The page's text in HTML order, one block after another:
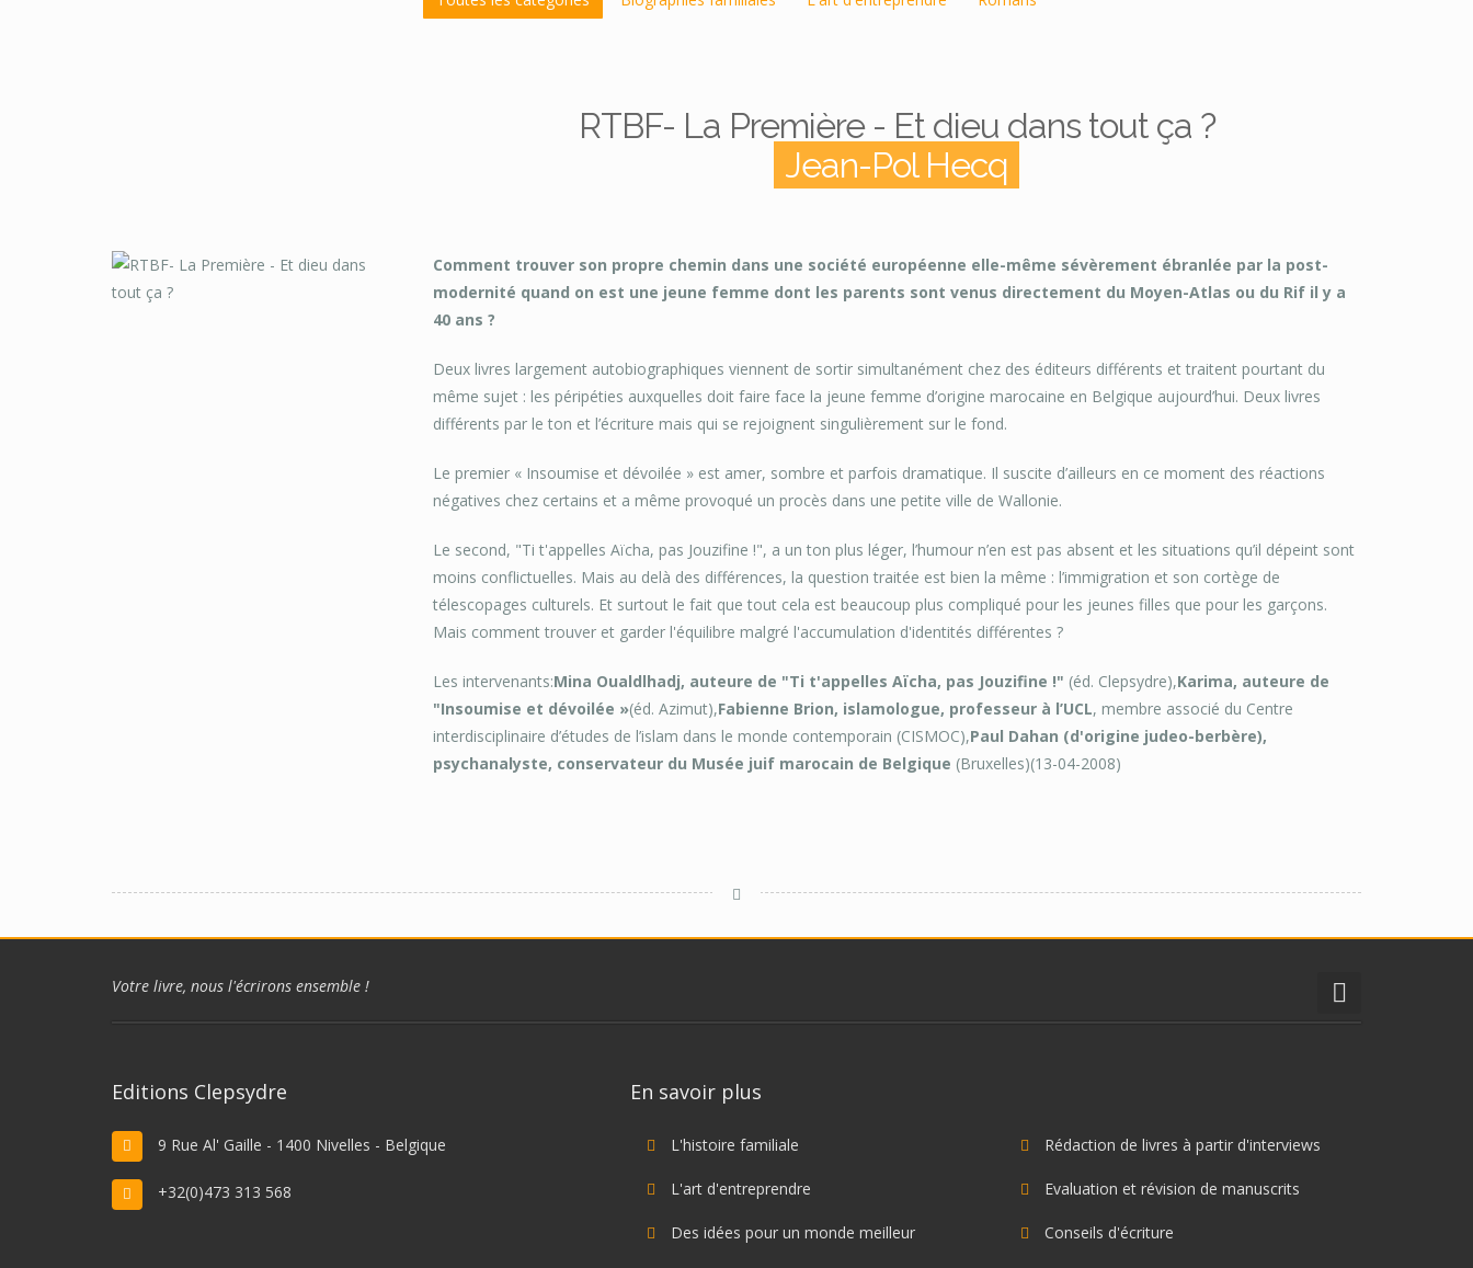
RTBF- La Première - Et dieu dans tout ça ?
Jean-Pol Hecq
Comment trouver son propre chemin dans une société européenne elle-même sévèrement ébranlée par la post-
modernité quand on est une jeune femme dont les parents sont venus directement du Moyen-Atlas ou du Rif il y a
40 ans ?
Deux livres largement autobiographiques viennent de sortir simultanément chez des éditeurs différents et traitent pourtant du
même sujet : les péripéties auxquelles doit faire face la jeune femme d’origine marocaine en Belgique aujourd’hui. Deux livres
différents par le ton et l’écriture mais qui se rejoignent singulièrement sur le fond.
Le premier « Insoumise et dévoilée » est amer, sombre et parfois dramatique. Il suscite d’ailleurs en ce moment des réactions
négatives chez certains et a même provoqué un procès dans une petite ville de Wallonie.
Le second, "Ti t'appelles Aïcha, pas Jouzifine !", a un ton plus léger, l’humour n’en est pas absent et les situations qu’il dépeint sont
moins conflictuelles. Mais au delà des différences, la question traitée est bien la même : l’immigration et son cortège de
télescopages culturels. Et surtout le fait que tout cela est beaucoup plus compliqué pour les jeunes filles que pour les garçons.
Mais comment trouver et garder l'équilibre malgré l'accumulation d'identités différentes ?
Les intervenants:Mina Oualdlhadj, auteure de "Ti t'appelles Aïcha, pas Jouzifine !" (éd. Clepsydre),Karima, auteure de
"Insoumise et dévoilée »(éd. Azimut),Fabienne Brion, islamologue, professeur à l’UCL, membre associé du Centre
interdisciplinaire d’études de l’islam dans le monde contemporain (CISMOC),Paul Dahan (d'origine judeo-berbère),
psychanalyste, conservateur du Musée juif marocain de Belgique (Bruxelles)(13-04-2008)
Votre livre, nous l'écrirons ensemble !
Editions Clepsydre
9 Rue Al' Gaille - 1400 Nivelles - Belgique
+32(0)473 313 568
En savoir plus
L'histoire familiale
L'art d'entreprendre
Des idées pour un monde meilleur
Rédaction de livres à partir d'interviews
Evaluation et révision de manuscrits
Conseils d'écriture